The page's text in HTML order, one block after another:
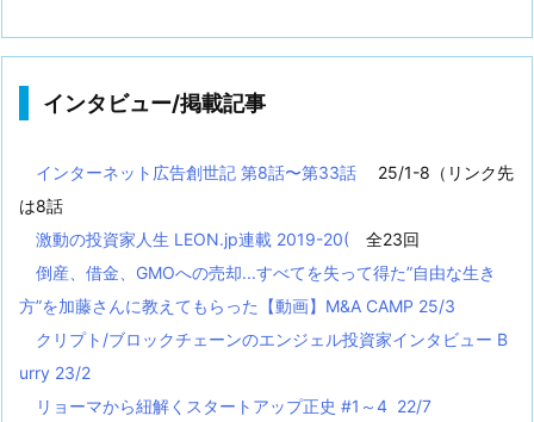
インタビュー/掲載記事
インターネット広告創世記 第8話〜第33話
25/1-8（リンク先
は8話
激動の投資家人生 LEON.jp連載 2019-20(
全23回
倒産、借金、GMOへの売却...すべてを失って得た”自由な生き
方”を加藤さんに教えてもらった【動画】M&A CAMP 25/3
クリプト/ブロックチェーンのエンジェル投資家インタビュー B
urry 23/2
リョーマから紐解くスタートアップ正史 #1～4 22/7